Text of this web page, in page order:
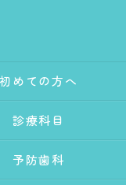
初めての方へ
診療科目
予防歯科